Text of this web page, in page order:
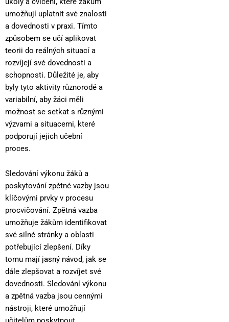
umožňují uplatnit své znalosti
a dovednosti v praxi. Tímto
způsobem se učí aplikovat
teorii do reálných situací a
rozvíjejí své dovednosti a
schopnosti. Důležité je, aby
byly tyto aktivity různorodé a
variabilní, aby žáci měli
možnost se setkat s různými
výzvami a situacemi, které
podporují jejich učební
proces.
Sledování výkonu žáků a
poskytování zpětné vazby jsou
klíčovými prvky v procesu
procvičování. Zpětná vazba
umožňuje žákům identifikovat
své silné stránky a oblasti
potřebující zlepšení. Díky
tomu mají jasný návod, jak se
dále zlepšovat a rozvíjet své
dovednosti. Sledování výkonu
a zpětná vazba jsou cennými
nástroji, které umožňují